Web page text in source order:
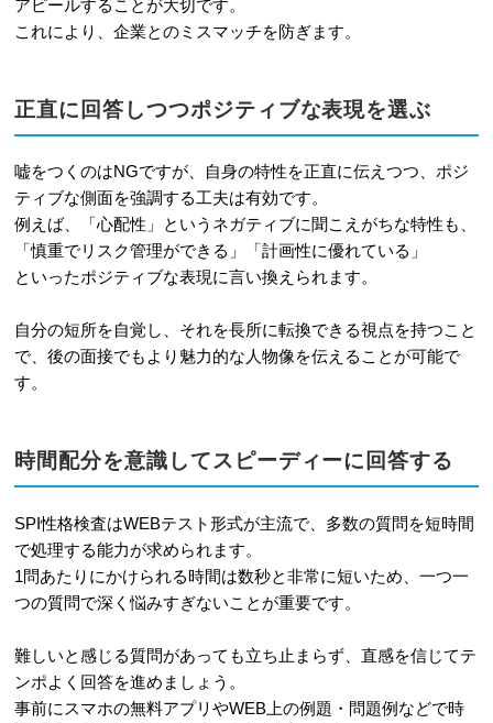
アピールすることが大切です。
これにより、企業とのミスマッチを防ぎます。
正直に回答しつつポジティブな表現を選ぶ
嘘をつくのはNGですが、自身の特性を正直に伝えつつ、ポジ
ティブな側面を強調する工夫は有効です。
例えば、「心配性」というネガティブに聞こえがちな特性も、
「慎重でリスク管理ができる」「計画性に優れている」
といったポジティブな表現に言い換えられます。
自分の短所を自覚し、それを長所に転換できる視点を持つこと
で、後の面接でもより魅力的な人物像を伝えることが可能で
す。
時間配分を意識してスピーディーに回答する
SPI性格検査はWEBテスト形式が主流で、多数の質問を短時間
で処理する能力が求められます。
1問あたりにかけられる時間は数秒と非常に短いため、一つ一
つの質問で深く悩みすぎないことが重要です。
難しいと感じる質問があっても立ち止まらず、直感を信じてテ
ンポよく回答を進めましょう。
事前にスマホの無料アプリやWEB上の例題・問題例などで時